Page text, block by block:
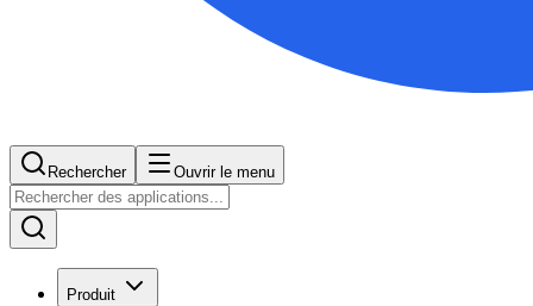
Rechercher Ouvrir le menu
Produit